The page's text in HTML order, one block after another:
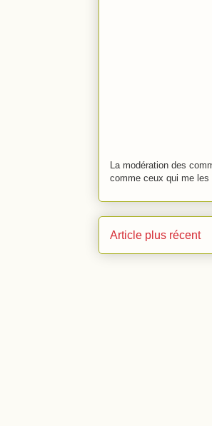
La modération des
comme ceux qui me les
Article plus récent